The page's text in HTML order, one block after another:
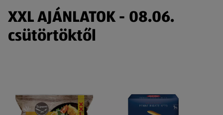
XXL AJÁNLATOK - 08.06.
csütörtöktől